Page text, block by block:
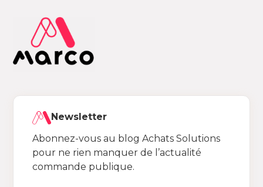
Newsletter
Abonnez-vous au blog Achats Solutions
pour ne rien manquer de l’actualité
commande publique.